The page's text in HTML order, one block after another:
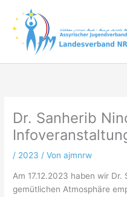
Inhalt
springen
Dr. Sanherib
/ 2023 / Vonajmnrw
Am 17.12.2023 haben wir
gemütlichen Atmosphäre